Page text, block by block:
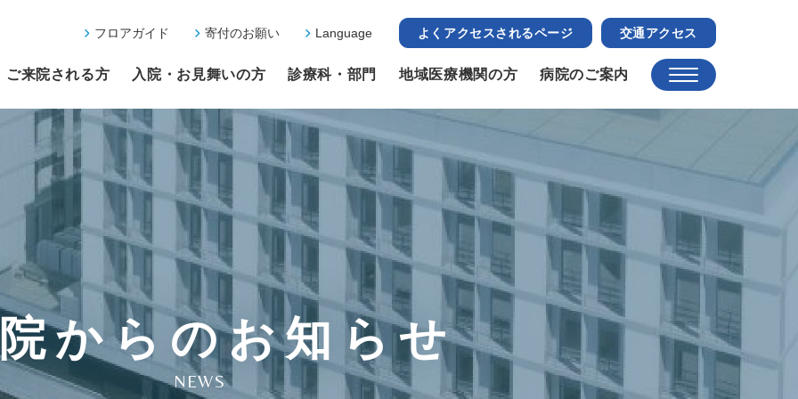
フロアガイド 寄付のお願い Language よくアクセスされるページ 交通アクセス
ご来院される方 入院・お見舞いの方 診療科・部門 地域医療機関の方 病院のご案内
からのお知らせ
NEWS